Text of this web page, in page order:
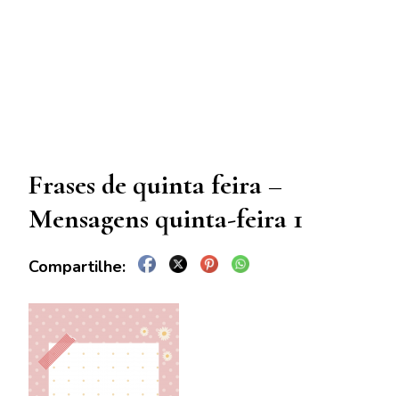
Frases de quinta feira –
Mensagens quinta-feira 1